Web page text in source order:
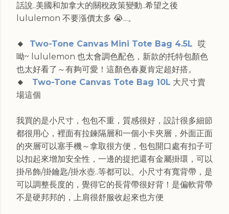
話說..美國和加拿大的關稅政策變動..希望之後
lululemon 不要漲價太多 😭...。
🔸 Two-Tone Canvas Mini Tote Bag 4.5L 哎
呦~ lululemon 也太會調色配色，新款的托特包顏色
也太好看了～有夠可愛！這顏色春夏肯定超好搭。
🔸 Two-Tone Canvas Tote Bag 10L 大尺寸賣
場這個
我買的是小尺寸，包包不重，質感很好，設計很多細節
都很用心，裡面有拉鍊隔層和一個小卡夾層，外面正面
的夾層可以塞手機～拿取很方便，包包開口處有扣子可
以扣起來增加安全性，一邊的提把還有金屬掛環，可以
掛吊飾/掛鑰匙/掛水壺..等都可以。小尺寸有寬背帶，是
可以調整長度的，覺得它的長背帶很好背！是偏軟背帶
不是硬邦邦的，上肩很舒服收起來也方便